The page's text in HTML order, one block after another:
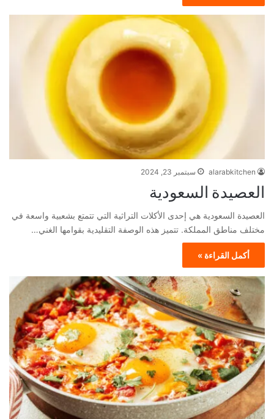
alarabkitchen سبتمبر 23, 2024
العصيدة السعودية
العصيدة السعودية هي إحدى الأكلات التراثية التي تتمتع بشعبية واسعة في
مختلف مناطق المملكة. تتميز هذه الوصفة التقليدية بقوامها الغني…
أكمل القراءة »